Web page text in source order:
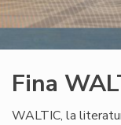
Fina
WALTIC, la